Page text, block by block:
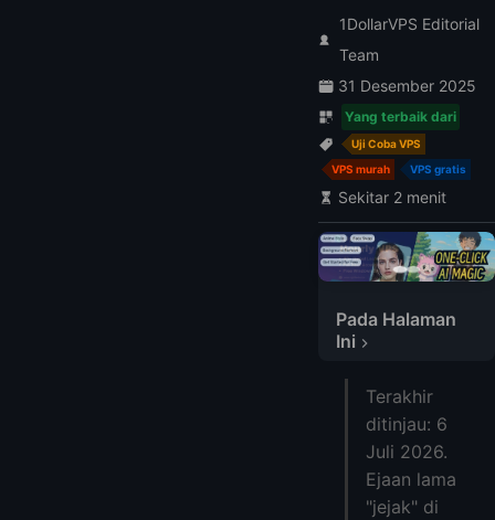
1DollarVPS Editorial
Team
31 Desember 2025
Yang terbaik dari
Uji Coba VPS
VPS murah
VPS gratis
Sekitar 2 menit
Pada Halaman
Ini
Jenis Uji Coba
Terakhir
ditinjau: 6
Juli 2026.
Ejaan lama
"jejak" di